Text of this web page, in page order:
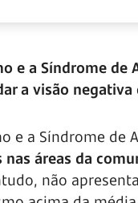
e a Síndrome
a visão
e a Síndrome de
áreas da
não